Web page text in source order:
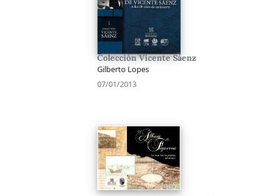
Colección Vicente Sáenz
Gilberto Lopes
07/01/2013